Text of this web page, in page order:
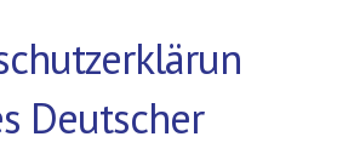
Deutscher